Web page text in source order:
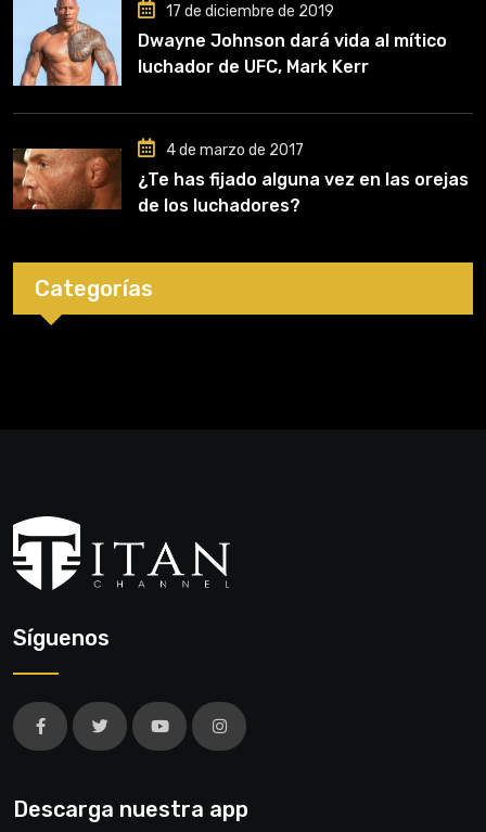
17 de diciembre de 2019
Dwayne Johnson dará vida al mítico
luchador de UFC, Mark Kerr
4 de marzo de 2017
¿Te has fijado alguna vez en las orejas
de los luchadores?
Categorías
Síguenos
Descarga nuestra app